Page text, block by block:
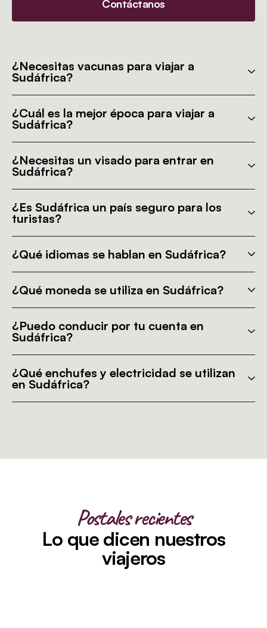
Contáctanos
¿Necesitas vacunas para viajar a
Sudáfrica?
¿Cuál es la mejor época para viajar a
Sudáfrica?
¿Necesitas un visado para entrar en
Sudáfrica?
¿Es Sudáfrica un país seguro para los
turistas?
¿Qué idiomas se hablan en Sudáfrica?
¿Qué moneda se utiliza en Sudáfrica?
¿Puedo conducir por tu cuenta en
Sudáfrica?
¿Qué enchufes y electricidad se utilizan
en Sudáfrica?
Postales recientes
Lo que dicen nuestros
viajeros